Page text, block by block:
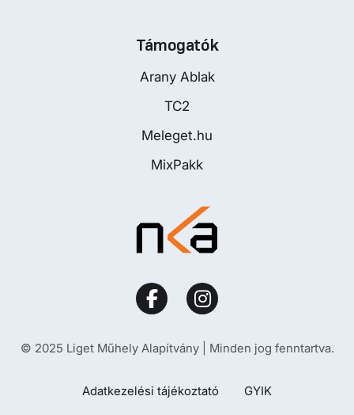
Támogatók
Arany Ablak
TC2
Meleget.hu
MixPakk
© 2025 Liget Műhely Alapítvány | Minden jog fenntartva.
Adatkezelési tájékoztató GYIK